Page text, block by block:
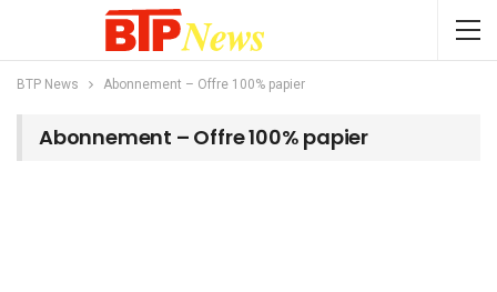
BTP News Abonnement – Offre 100% papier
Abonnement – Offre 100% papier